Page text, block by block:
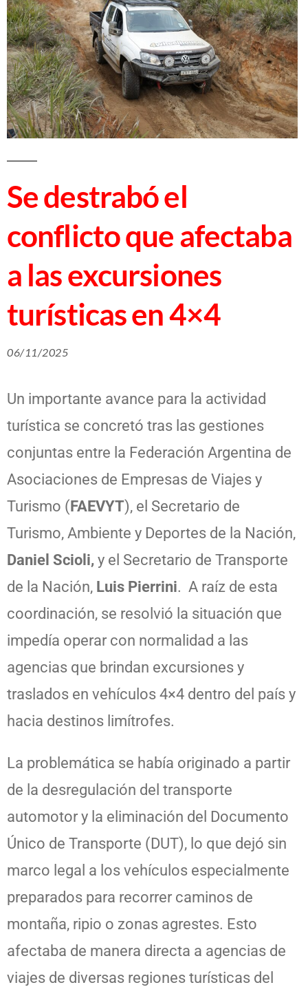
Se destrabó el
conflicto que afectaba
a las excursiones
turísticas en 4×4
06/11/2025
Un importante avance para la actividad
turística se concretó tras las gestiones
conjuntas entre la Federación Argentina de
Asociaciones de Empresas de Viajes y
Turismo (FAEVYT), el Secretario de
Turismo, Ambiente y Deportes de la Nación,
Daniel Scioli, y el Secretario de Transporte
de la Nación, Luis Pierrini. A raíz de esta
coordinación, se resolvió la situación que
impedía operar con normalidad a las
agencias que brindan excursiones y
traslados en vehículos 4×4 dentro del país y
hacia destinos limítrofes.
La problemática se había originado a partir
de la desregulación del transporte
automotor y la eliminación del Documento
Único de Transporte (DUT), lo que dejó sin
marco legal a los vehículos especialmente
preparados para recorrer caminos de
montaña, ripio o zonas agrestes. Esto
afectaba de manera directa a agencias de
viajes de diversas regiones turísticas del